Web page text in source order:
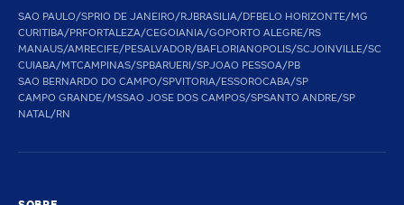
SAO PAULO/SPRIO DE JANEIRO/RJBRASILIA/DFBELO HORIZONTE/MG
CURITIBA/PRFORTALEZA/CEGOIANIA/GOPORTO ALEGRE/RS
MANAUS/AMRECIFE/PESALVADOR/BAFLORIANOPOLIS/SCJOINVILLE/SC
CUIABA/MTCAMPINAS/SPBARUERI/SPJOAO PESSOA/PB
SAO BERNARDO DO CAMPO/SPVITORIA/ESSOROCABA/SP
CAMPO GRANDE/MSSAO JOSE DOS CAMPOS/SPSANTO ANDRE/SP
NATAL/RN